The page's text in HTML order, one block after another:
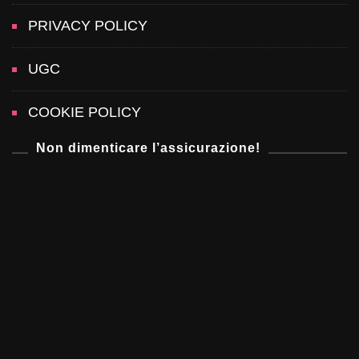
i
o
PRIVACY POLICY
UGC
COOKIE POLICY
Non dimenticare l’assicurazione!